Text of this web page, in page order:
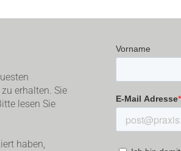
erhalten. Sie
lesen Sie
haben,